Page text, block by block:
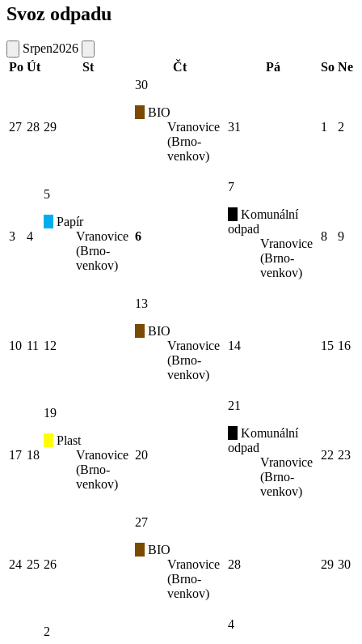
Svoz odpadu
Srpen2026
Po Út St Čt Pá So Ne
27 28 29
30
BIO
Vranovice
(Brno-
venkov)
31 1 2
3 4
5
Papír
Vranovice
(Brno-
venkov)
6
7
Komunální
odpad
Vranovice
(Brno-
venkov)
8 9
10 11 12
13
BIO
Vranovice
(Brno-
venkov)
14 15 16
17 18
19
Plast
Vranovice
(Brno-
venkov)
20
21
Komunální
odpad
Vranovice
(Brno-
venkov)
22 23
24 25 26
27
BIO
Vranovice
(Brno-
venkov)
28 29 30
2
4